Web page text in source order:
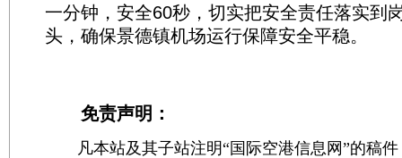
一分钟，安全60秒，切实把安全责任落实到
头，确保景德镇机场运行保障安全平稳。
免责声明：
凡本站及其子站注明“国际空港信息网”的稿件